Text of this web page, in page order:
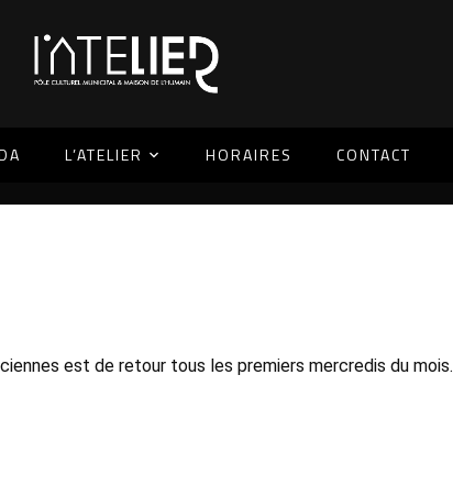
L’ATELIER HORAIRES CONTACT
est de retour tous les premiers mercredis du mois.